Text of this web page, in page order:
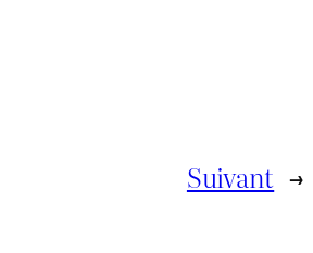
Suivant →